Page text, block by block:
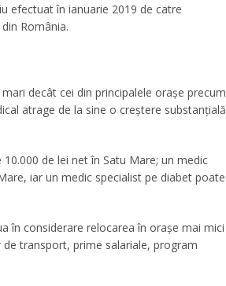
efectuat în ianuarie 2019 de catre
România.
decât cei din principalele orașe precum
atrage de la sine o creștere substanțială
de lei net în Satu Mare; un medic
iar un medic specialist pe diabet poate
în considerare relocarea în orașe mai mici
transport, prime salariale, program